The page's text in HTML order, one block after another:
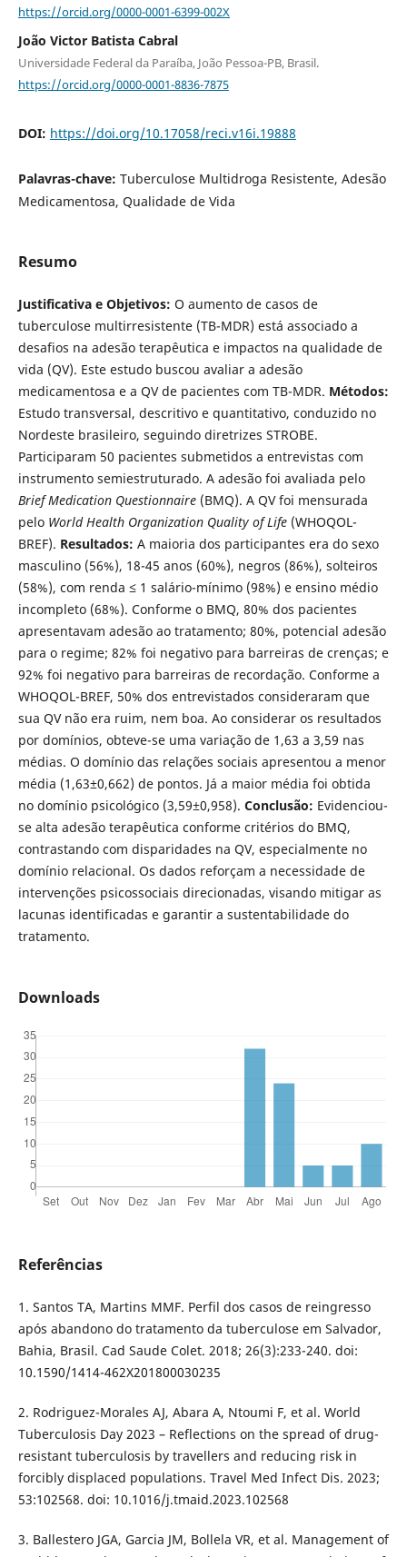
https://orcid.org/0000-0001-6399-002X
João Victor Batista Cabral
Universidade Federal da Paraíba, João Pessoa-PB, Brasil.
https://orcid.org/0000-0001-8836-7875
DOI: https://doi.org/10.17058/reci.v16i.19888
Palavras-chave: Tuberculose Multidroga Resistente, Adesão
Medicamentosa, Qualidade de Vida
Resumo
Justificativa e Objetivos: O aumento de casos de
tuberculose multirresistente (TB-MDR) está associado a
desafios na adesão terapêutica e impactos na qualidade de
vida (QV). Este estudo buscou avaliar a adesão
medicamentosa e a QV de pacientes com TB-MDR. Métodos:
Estudo transversal, descritivo e quantitativo, conduzido no
Nordeste brasileiro, seguindo diretrizes STROBE.
Participaram 50 pacientes submetidos a entrevistas com
instrumento semiestruturado. A adesão foi avaliada pelo
Brief Medication Questionnaire(BMQ). A QV foi mensurada
pelo World Health Organization Quality of Life(WHOQOL-
BREF). Resultados: A maioria dos participantes era do sexo
masculino (56%), 18-45 anos (60%), negros (86%), solteiros
(58%), com renda ≤ 1 salário-mínimo (98%) e ensino médio
incompleto (68%). Conforme o BMQ, 80% dos pacientes
apresentavam adesão ao tratamento; 80%, potencial adesão
para o regime; 82% foi negativo para barreiras de crenças; e
92% foi negativo para barreiras de recordação. Conforme a
WHOQOL-BREF, 50% dos entrevistados consideraram que
sua QV não era ruim, nem boa. Ao considerar os resultados
por domínios, obteve-se uma variação de 1,63 a 3,59 nas
médias. O domínio das relações sociais apresentou a menor
média (1,63±0,662) de pontos. Já a maior média foi obtida
no domínio psicológico (3,59±0,958). Conclusão: Evidenciou-
se alta adesão terapêutica conforme critérios do BMQ,
contrastando com disparidades na QV, especialmente no
domínio relacional. Os dados reforçam a necessidade de
intervenções psicossociais direcionadas, visando mitigar as
lacunas identificadas e garantir a sustentabilidade do
tratamento.
Downloads
Referências
1. Santos TA, Martins MMF. Perfil dos casos de reingresso
após abandono do tratamento da tuberculose em Salvador,
Bahia, Brasil. Cad Saude Colet. 2018; 26(3):233-240. doi:
10.1590/1414-462X201800030235
2. Rodriguez-Morales AJ, Abara A, Ntoumi F, et al. World
Tuberculosis Day 2023 – Reflections on the spread of drug-
resistant tuberculosis by travellers and reducing risk in
forcibly displaced populations. Travel Med Infect Dis. 2023;
53:102568. doi: 10.1016/j.tmaid.2023.102568
3. Ballestero JGA, Garcia JM, Bollela VR, et al. Management of